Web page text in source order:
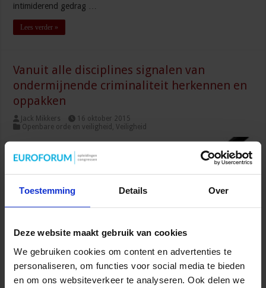
Toestemming Details Over
Deze website maakt gebruik van cookies
We gebruiken cookies om content en advertenties te
personaliseren, om functies voor social media te bieden
en om ons websiteverkeer te analyseren. Ook delen we
intimiderend gedrag …
Lees verder »
Vanuit alle disciplines signalen van
ondermijnende criminaliteit herkennen en
oppakken
Jack Mikkers
16 oktober 2015
Openbare orde en veiligheid ,Veiligheid
Jack Mikkers, burgemeester van gemeente Veldhoven, is sinds